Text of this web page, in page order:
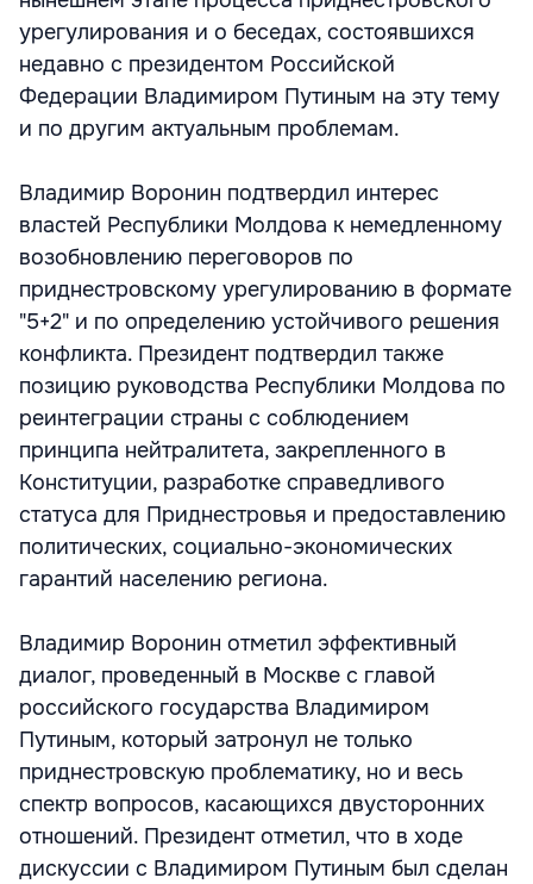
урегулирования и о беседах, состоявшихся
недавно с президентом Российской
Федерации Владимиром Путиным на эту тему
и по другим актуальным проблемам.
Владимир Воронин подтвердил интерес
властей Республики Молдова к немедленному
возобновлению переговоров по
приднестровскому урегулированию в формате
"5+2" и по определению устойчивого решения
конфликта. Президент подтвердил также
позицию руководства Республики Молдова по
реинтеграции страны с соблюдением
принципа нейтралитета, закрепленного в
Конституции, разработке справедливого
статуса для Приднестровья и предоставлению
политических, социально-экономических
гарантий населению региона.
Владимир Воронин отметил эффективный
диалог, проведенный в Москве с главой
российского государства Владимиром
Путиным, который затронул не только
приднестровскую проблематику, но и весь
спектр вопросов, касающихся двусторонних
отношений. Президент отметил, что в ходе
дискуссии с Владимиром Путиным был сделан